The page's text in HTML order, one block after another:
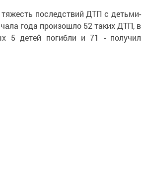
последствий ДТП с детьми-
года произошло 52 таких ДТП, в
5 детей погибли и 71 - получил